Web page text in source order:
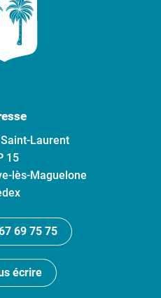
Laurent
15
lès-Maguelone
69 75 75
écrire